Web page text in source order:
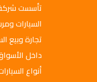
السيارات
تجارة وبيع
داخل
أنواع